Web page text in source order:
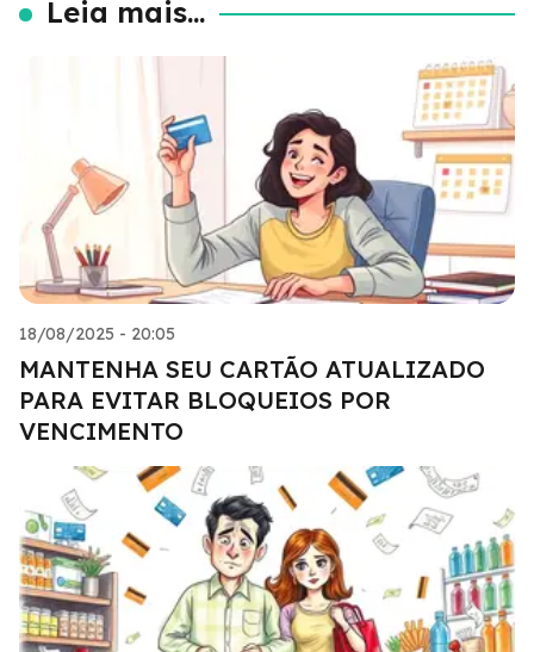
Leia mais...
18/08/2025 - 20:05
MANTENHA SEU CARTÃO ATUALIZADO
PARA EVITAR BLOQUEIOS POR
VENCIMENTO